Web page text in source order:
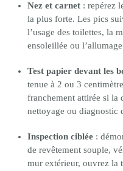
Nez et carnet : repérez
la plus forte. Les pics
l’usage des toilettes, la
ensoleillée ou
Test papier devant les
tenue à 2 ou 3
franchement attirée si la
nettoyage ou diagnostic
Inspection ciblée :
de revêtement souple,
mur extérieur, ouvrez la